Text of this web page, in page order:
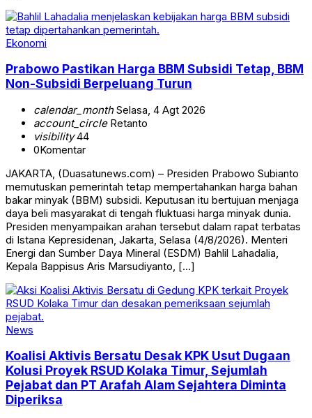
Ekonomi
Prabowo Pastikan Harga BBM Subsidi Tetap, BBM
Non-Subsidi Berpeluang Turun
calendar_monthSelasa, 4 Agt 2026
account_circleRetanto
visibility44
0Komentar
JAKARTA, (Duasatunews.com) – Presiden Prabowo Subianto
memutuskan pemerintah tetap mempertahankan harga bahan
bakar minyak (BBM) subsidi. Keputusan itu bertujuan menjaga
daya beli masyarakat di tengah fluktuasi harga minyak dunia.
Presiden menyampaikan arahan tersebut dalam rapat terbatas
di Istana Kepresidenan, Jakarta, Selasa (4/8/2026). Menteri
Energi dan Sumber Daya Mineral (ESDM) Bahlil Lahadalia,
Kepala Bappisus Aris Marsudiyanto, […]
News
Koalisi Aktivis Bersatu Desak KPK Usut Dugaan
Kolusi Proyek RSUD Kolaka Timur, Sejumlah
Pejabat dan PT Arafah Alam Sejahtera Diminta
Diperiksa